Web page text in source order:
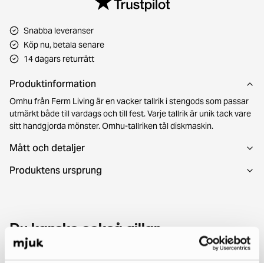
Snabba leveranser
Köp nu, betala senare
14 dagars returrätt
Produktinformation
Omhu från Ferm Living är en vacker tallrik i stengods som passar
utmärkt både till vardags och till fest. Varje tallrik är unik tack vare
sitt handgjorda mönster. Omhu-tallriken tål diskmaskin.
Mått och detaljer
Produktens ursprung
Du kanske också gillar